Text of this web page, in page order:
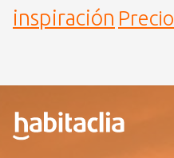
inspiración Precio